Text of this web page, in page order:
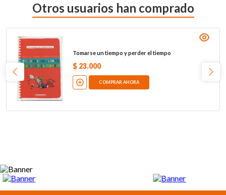
Otros usuarios han comprado
Tomarse un tiempo y perder el tiempo
$ 23.000
COMPRAR AHORA